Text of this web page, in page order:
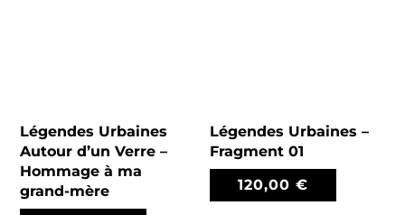
Légendes Urbaines
Autour d’un Verre –
Hommage à ma
grand-mère
Légendes Urbaines –
Fragment 01
120,00€